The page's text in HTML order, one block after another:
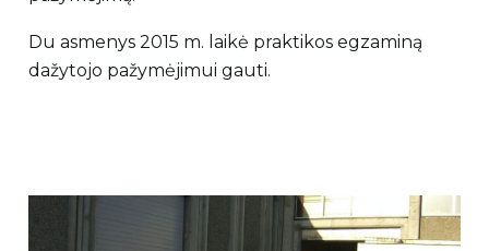
Du asmenys 2015 m. laikė praktikos egzaminą
dažytojo pažymėjimui gauti.